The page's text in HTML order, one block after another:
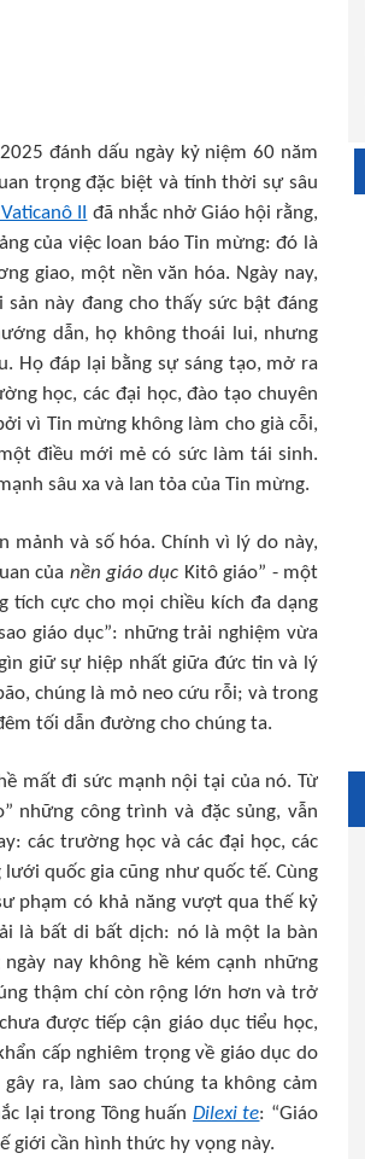
đánh dấu ngày kỷ niệm 60 năm
trọng đặc biệt và tính thời sự sâu
II
đã nhắc nhở Giáo hội rằng,
của việc loan báo Tin mừng: đó là
giao, một nền văn hóa. Ngày nay,
này đang cho thấy sức bật đáng
dẫn, họ không thoái lui, nhưng
Họ đáp lại bằng sự sáng tạo, mở ra
học, các đại học, đào tạo chuyên
vì Tin mừng không làm cho già cỗi,
điều mới mẻ có sức làm tái sinh.
sâu xa và lan tỏa của Tin mừng.
và số hóa. Chính vì lý do này,
của nền giáo dục Kitô giáo” - một
cực cho mọi chiều kích đa dạng
giáo dục”: những trải nghiệm vừa
giữ sự hiệp nhất giữa đức tin và lý
chúng là mỏ neo cứu rỗi; và trong
tối dẫn đường cho chúng ta.
mất đi sức mạnh nội tại của nó. Từ
những công trình và đặc sủng, vẫn
các trường học và các đại học, các
quốc gia cũng như quốc tế. Cùng
phạm có khả năng vượt qua thế kỷ
là bất di bất dịch: nó là một la bàn
nay không hề kém cạnh những
thậm chí còn rộng lớn hơn và trở
được tiếp cận giáo dục tiểu học,
cấp nghiêm trọng về giáo dục do
ra, làm sao chúng ta không cảm
lại trong Tông huấn Dilexi te: “Giáo
giới cần hình thức hy vọng này.